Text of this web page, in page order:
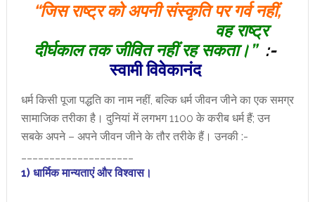
“जिस राष्ट्र को अपनी संस्कृति पर गर्व नहीं,
वह राष्ट्र
दीर्घकाल तक जीवित नहीं रह सकता।”:-
स्वामी विवेकानंद
धर्म किसी पूजा पद्धति का नाम नहीं, बल्कि धर्म जीवन जीने का एक समग्र
सामाजिक तरीका है। दुनियां में लगभग 1100 के करीब धर्म हैं; उन
सबके अपने – अपने जीवन जीने के तौर तरीके हैं। उनकी :-
1) धार्मिक मान्यताएं और विश्वास।